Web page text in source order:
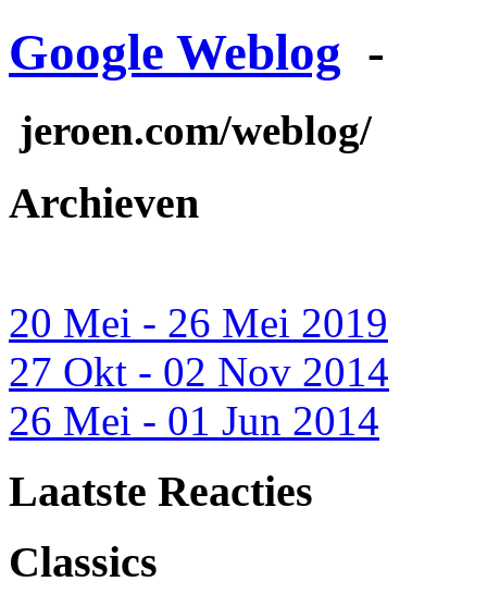
Google Weblog -
jeroen.com/weblog/
Archieven
20 Mei - 26 Mei 2019
27 Okt - 02 Nov 2014
26 Mei - 01 Jun 2014
Laatste Reacties
Classics